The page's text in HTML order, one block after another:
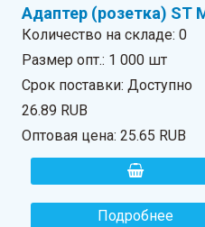
Адаптер (розетка) ST
Количество на складе:0
Размер опт.: 1 000 шт
Срок поставки: Доступно
26.89 RUB
Оптовая цена:25.65 RUB
Подробнее